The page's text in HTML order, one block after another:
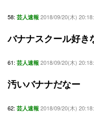
58: 芸人速報 2018/09/20(木)
バナナスクール好き
61: 芸人速報 2018/09/20(木)
汚いバナナだなー
62: 芸人速報 2018/09/20(木)